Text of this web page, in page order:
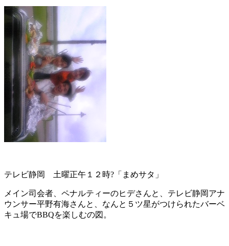
テレビ静岡 土曜正午１２時?「まめサタ」
メイン司会者、ペナルティーのヒデさんと、テレビ静岡アナ
ウンサー平野有海さんと、なんと５ツ星がつけられたバーベ
キュ場でBBQを楽しむの図。